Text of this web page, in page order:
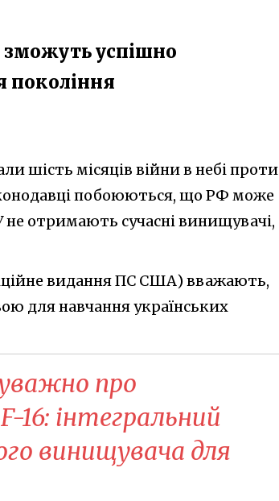
зможуть успішно
покоління
шість місяців війни в небі проти
побоюються, що РФ може
отримають сучасні винищувачі,
видання ПС США) вважають,
для навчання українських
про
інтегральний
винищувача для